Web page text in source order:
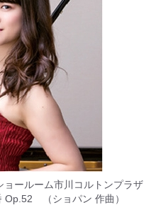
ールーム市川コルトンプラザ
Op.52 （ショパン 作曲）